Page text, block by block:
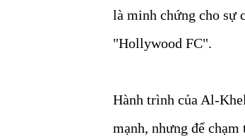
là minh chứng cho sự
"Hollywood FC".
Hành trình của Al-
mạnh, nhưng để